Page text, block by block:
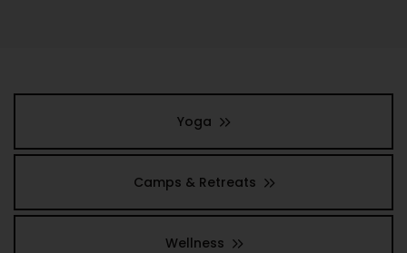
Yoga
Camps & Retreats
Wellness